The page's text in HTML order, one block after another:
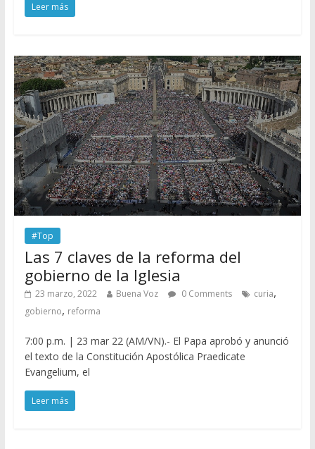
Leer más
#Top
Las 7 claves de la reforma del
gobierno de la Iglesia
23 marzo, 2022 Buena Voz 0 Comments curia,
gobierno, reforma
7:00 p.m. | 23 mar 22 (AM/VN).- El Papa aprobó y anunció
el texto de la Constitución Apostólica Praedicate
Evangelium, el
Leer más